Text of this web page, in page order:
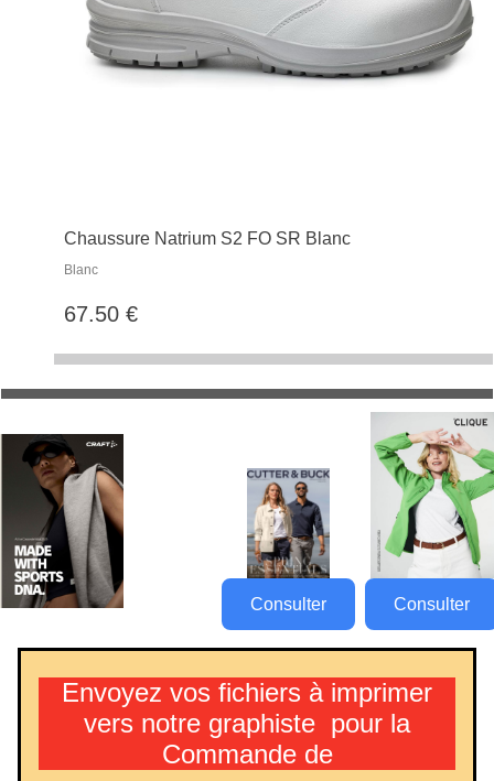
Chaussure Natrium S2 FO SR Blanc
Blanc
67.50 €
Consulter Consulter
Envoyez vos fichiers à imprimer
vers notre graphiste pour la
Commande de